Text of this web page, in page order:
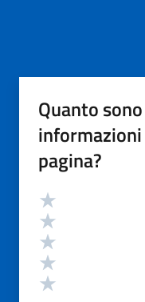
Quanto
pagina?
Valutazione